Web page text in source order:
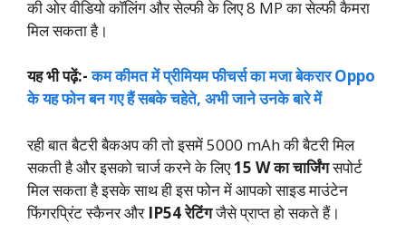
की ओर वीडियो कॉलिंग और सेल्फी के लिए 8 MP का सेल्फी कैमरा
मिल सकता है।
यह भी पढ़ें:-कम कीमत में प्रीमियम फीचर्स का मजा बेकरार Oppo
के यह फोन बन गए हैं सबके चहेते, अभी जाने उनके बारे में
रही बात बैटरी बैकअप की तो इसमें 5000 mAh की बैटरी मिल
सकती है और इसको चार्ज करने के लिए15 W का चार्जिंगसपोर्ट
मिल सकता है इसके साथ ही इस फोन में आपको साइड माउंटेन
फिंगरप्रिंट स्कैनर और IP54 रेटिंगजैसे प्राप्त हो सकते हैं।